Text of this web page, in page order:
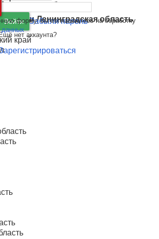
Московская область
иЛенинградская область
Войти Забыли пароль
Ещё нет аккаунта?
край
форму, вы соглашаетесь на обработку
данных